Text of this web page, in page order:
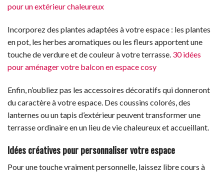
pour un extérieur chaleureux
Incorporez des plantes adaptées à votre espace : les plantes
en pot, les herbes aromatiques ou les fleurs apportent une
touche de verdure et de couleur à votre terrasse. 30 idées
pour aménager votre balcon en espace cosy
Enfin, n’oubliez pas les accessoires décoratifs qui donneront
du caractère à votre espace. Des coussins colorés, des
lanternes ou un tapis d’extérieur peuvent transformer une
terrasse ordinaire en un lieu de vie chaleureux et accueillant.
Idées créatives pour personnaliser votre espace
Pour une touche vraiment personnelle, laissez libre cours à